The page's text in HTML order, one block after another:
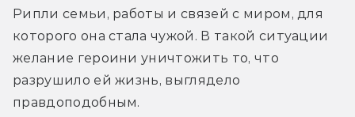
Рипли семьи, работы и связей с миром, для
которого она стала чужой. В такой ситуации
желание героини уничтожить то, что
разрушило ей жизнь, выглядело
правдоподобным.